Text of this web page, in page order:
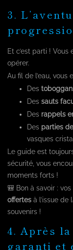
3.
Et c’est parti !
opérer.
Au fil de l’eau, vous
Des
Des sauts
Des rappels
Des parties
vasques
Le guide est
sécurité, vous
moments forts !
🎒 Bon à savoir :
offertes à l’issue
souvenirs !
4. Après
garanti et